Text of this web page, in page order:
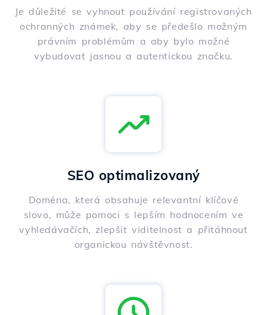
Je důležité se vyhnout používání registrovaných
ochranných známek, aby se předešlo možným
právním problémům a aby bylo možné
vybudovat jasnou a autentickou značku.
SEO optimalizovaný
Doména, která obsahuje relevantní klíčové
slovo, může pomoci s lepším hodnocením ve
vyhledávačích, zlepšit viditelnost a přitáhnout
organickou návštěvnost.